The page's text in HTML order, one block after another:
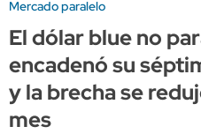
Mercado paralelo
El dólar blue no
encadenó su
y la brecha se
mes